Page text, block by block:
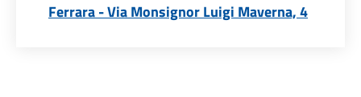
Ferrara - Via Monsignor Luigi Maverna, 4